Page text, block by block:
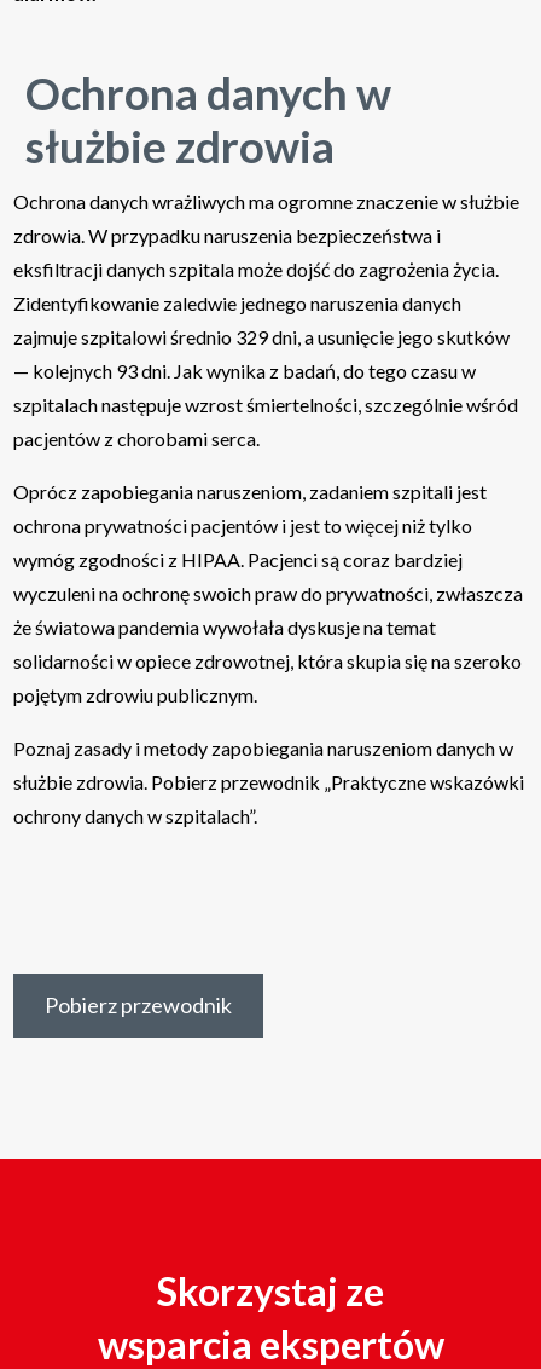
Ochrona danych w
służbie zdrowia
Ochrona danych wrażliwych ma ogromne znaczenie w służbie
zdrowia. W przypadku naruszenia bezpieczeństwa i
eksfiltracji danych szpitala może dojść do zagrożenia życia.
Zidentyfikowanie zaledwie jednego naruszenia danych
zajmuje szpitalowi średnio 329 dni, a usunięcie jego skutków
— kolejnych 93 dni. Jak wynika z badań, do tego czasu w
szpitalach następuje wzrost śmiertelności, szczególnie wśród
pacjentów z chorobami serca.
Oprócz zapobiegania naruszeniom, zadaniem szpitali jest
ochrona prywatności pacjentów i jest to więcej niż tylko
wymóg zgodności z HIPAA. Pacjenci są coraz bardziej
wyczuleni na ochronę swoich praw do prywatności, zwłaszcza
że światowa pandemia wywołała dyskusje na temat
solidarności w opiece zdrowotnej, która skupia się na szeroko
pojętym zdrowiu publicznym.
Poznaj zasady i metody zapobiegania naruszeniom danych w
służbie zdrowia. Pobierz przewodnik „Praktyczne wskazówki
ochrony danych w szpitalach”.
Pobierz przewodnik
Skorzystaj ze
wsparcia ekspertów